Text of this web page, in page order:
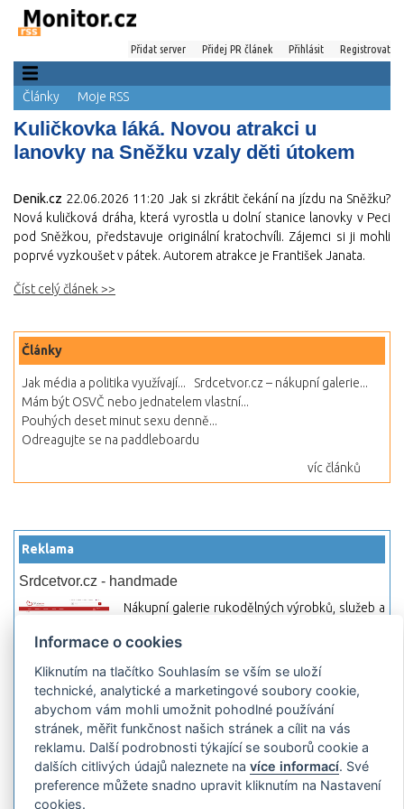
Přidat server Přidej PR článek Přihlásit Registrovat
Články Moje RSS
Kuličkovka láká. Novou atrakci u
lanovky na Sněžku vzaly děti útokem
Denik.cz 22.06.2026 11:20 Jak si zkrátit čekání na jízdu na Sněžku?
Nová kuličková dráha, která vyrostla u dolní stanice lanovky v Peci
pod Sněžkou, představuje originální kratochvíli. Zájemci si ji mohli
poprvé vyzkoušet v pátek. Autorem atrakce je František Janata.
Číst celý článek >>
Články
Jak média a politika využívají...
Srdcetvor.cz – nákupní galerie...
Mám být OSVČ nebo jednatelem vlastní...
Pouhých deset minut sexu denně...
Odreagujte se na paddleboardu
víc článků
Reklama
Srdcetvor.cz - handmade
Nákupní galerie rukodělných výrobků, služeb a
začít prodávat nebo jen nakupovat.
Hledej-hosting.cz - webhosting, VPS
hosting
Přehled webhostingových, multihosting a VPS
hosting programů s možností jejich
pokročilého vyhledávání a porovnávání.
Najděte si jednoduše vhodný hosting.
Informace o cookies
Kliknutím na tlačítko Souhlasím se vším se uloží
technické, analytické a marketingové soubory cookie,
abychom vám mohli umožnit pohodlné používání
stránek, měřit funkčnost našich stránek a cílit na vás
reklamu. Další podrobnosti týkající se souborů cookie a
dalších citlivých údajů naleznete navíce informací. Své
preference můžete snadno upravit kliknutím na Nastavení
cookies.